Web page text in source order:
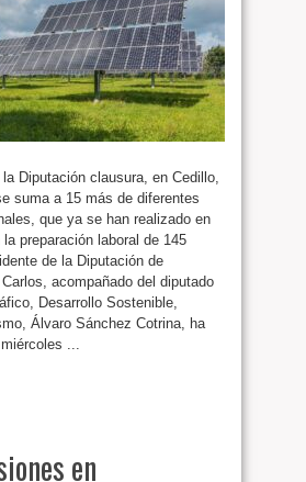
Diputación clausura, en Cedillo,
suma a 15 más de diferentes
que ya se han realizado en
preparación laboral de 145
de la Diputación de
acompañado del diputado
Desarrollo Sostenible,
Álvaro Sánchez Cotrina, ha
...
en